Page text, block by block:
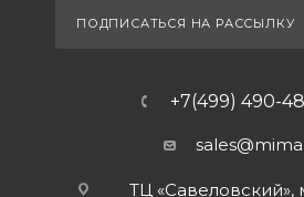
ПОДПИСАТЬСЯ НА РАССЫЛКУ
+7(499) 490-
ТЦ «Савеловский»,